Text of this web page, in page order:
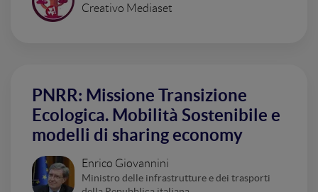
Creativo Mediaset
PNRR: Missione Transizione
Ecologica. Mobilità Sostenibile e
modelli di sharing economy
Enrico Giovannini
Ministro delle infrastrutture e dei trasporti